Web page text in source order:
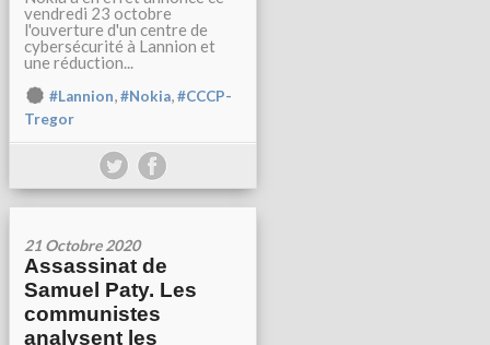
vendredi 23 octobre
l'ouverture d'un centre de
cybersécurité à Lannion et
une réduction...
#Lannion,#Nokia,#CCCP-
Tregor
21 Octobre 2020
Assassinat de
Samuel Paty. Les
communistes
analysent les